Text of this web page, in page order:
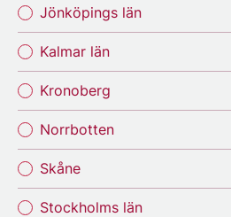
Jönköpings län
Kalmar län
Kronoberg
Norrbotten
Skåne
Stockholms län